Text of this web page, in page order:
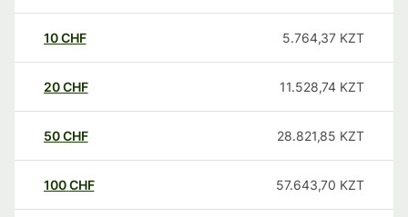
10CHF 5.764,37 KZT
20CHF 11.528,74 KZT
50CHF 28.821,85 KZT
100CHF 57.643,70 KZT